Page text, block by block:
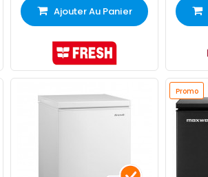
Ajouter Au Panier
Promo